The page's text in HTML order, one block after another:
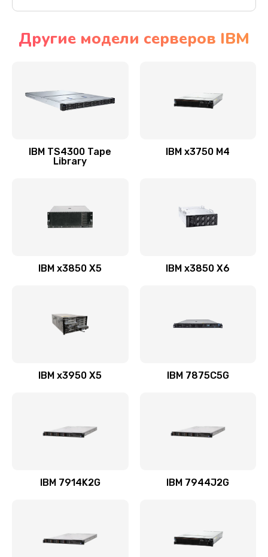
Другие модели серверов IBM
IBM TS4300 Tape
Library
IBM x3750 M4
IBM x3850 X5 IBM x3850 X6
IBM x3950 X5 IBM 7875C5G
IBM 7914K2G IBM 7944J2G